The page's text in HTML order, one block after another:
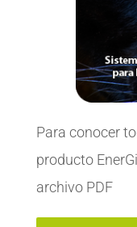
Para conocer
producto
archivo PDF